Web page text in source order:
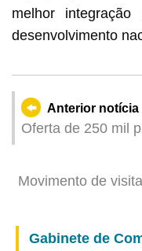
melhor
desenvolvimento
Anterior notícia
Oferta de 250 mil
25.º Aniversário
para atrair
mercado
Movimento de
Gabinete de